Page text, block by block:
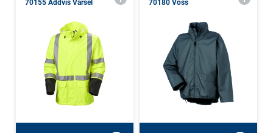
70155 Addvis Varsel
70180 Voss